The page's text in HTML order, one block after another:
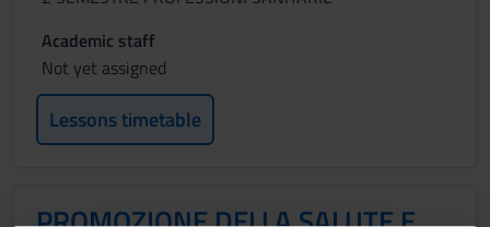
Academic staff
Not yet assigned
Lessons timetable